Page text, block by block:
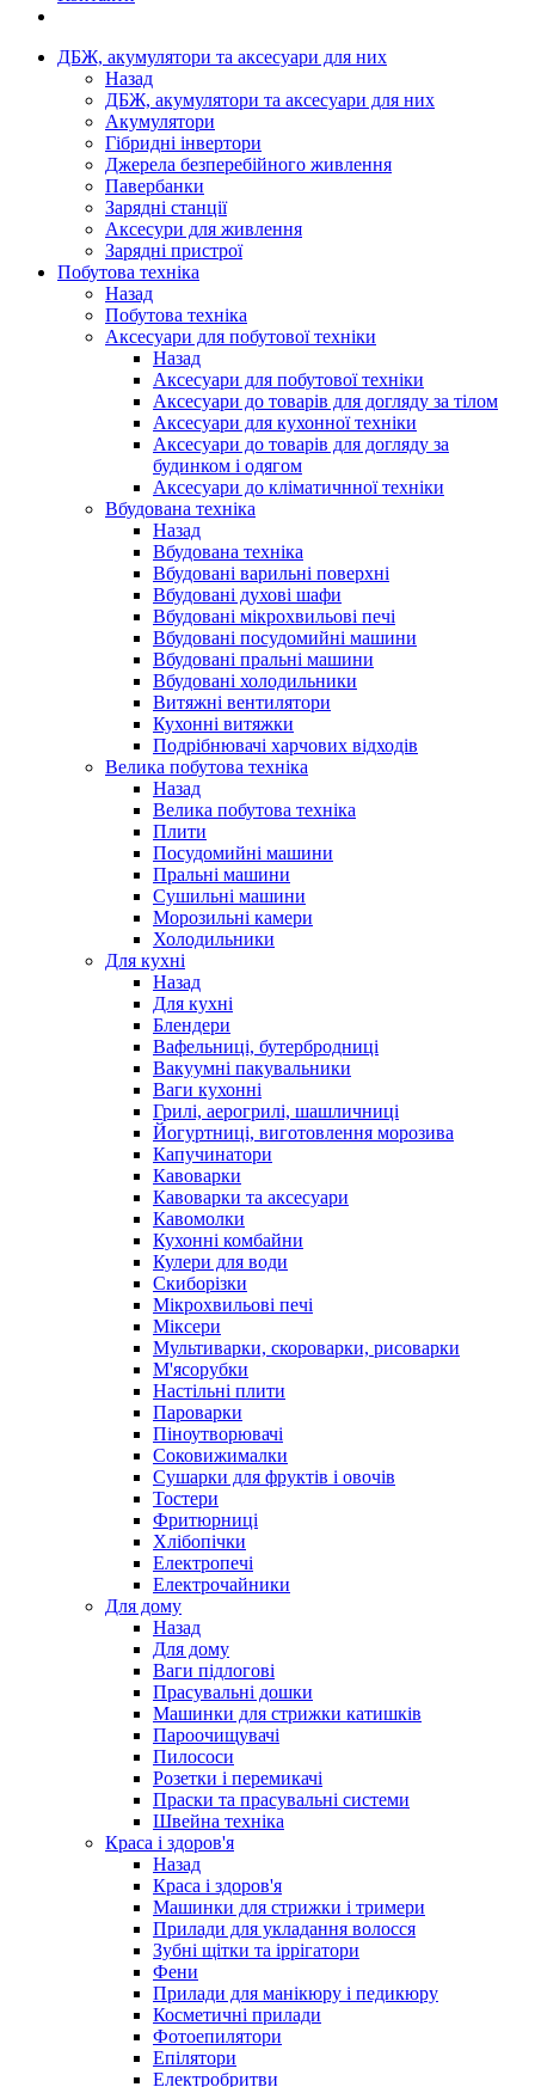
ДБЖ, акумулятори та аксесуари для них
Назад
ДБЖ, акумулятори та аксесуари для них
Акумулятори
Гібридні інвертори
Джерела безперебійного живлення
Павербанки
Зарядні станції
Аксесури для живлення
Зарядні пристрої
Побутова техніка
Назад
Побутова техніка
Аксесуари для побутової техніки
Назад
Аксесуари для побутової техніки
Аксесуари до товарів для догляду за тілом
Аксесуари для кухонної техніки
Аксесуари до товарів для догляду за
будинком і одягом
Аксесуари до кліматичнної техніки
Вбудована техніка
Назад
Вбудована техніка
Вбудовані варильні поверхні
Вбудовані духові шафи
Вбудовані мікрохвильові печі
Вбудовані посудомийні машини
Вбудовані пральні машини
Вбудовані холодильники
Витяжні вентилятори
Кухонні витяжки
Подрібнювачі харчових відходів
Велика побутова техніка
Назад
Велика побутова техніка
Плити
Посудомийні машини
Пральні машини
Сушильні машини
Морозильні камери
Холодильники
Для кухні
Назад
Для кухні
Блендери
Вафельниці, бутербродниці
Вакуумні пакувальники
Ваги кухонні
Грилі, аерогрилі, шашличниці
Йогуртниці, виготовлення морозива
Капучинатори
Кавоварки
Кавоварки та аксесуари
Кавомолки
Кухонні комбайни
Кулери для води
Скиборізки
Мікрохвильові печі
Міксери
Мультиварки, скороварки, рисоварки
М'ясорубки
Настільні плити
Пароварки
Піноутворювачі
Соковижималки
Сушарки для фруктів і овочів
Тостери
Фритюрниці
Хлібопічки
Електропечі
Електрочайники
Для дому
Назад
Для дому
Ваги підлогові
Прасувальні дошки
Машинки для стрижки катишків
Пароочищувачі
Пилососи
Розетки і перемикачі
Праски та прасувальні системи
Швейна техніка
Краса і здоров'я
Назад
Краса і здоров'я
Машинки для стрижки і тримери
Прилади для укладання волосся
Зубні щітки та іррігатори
Фени
Прилади для манікюру і педикюру
Косметичні прилади
Фотоепилятори
Епілятори
Електробритви